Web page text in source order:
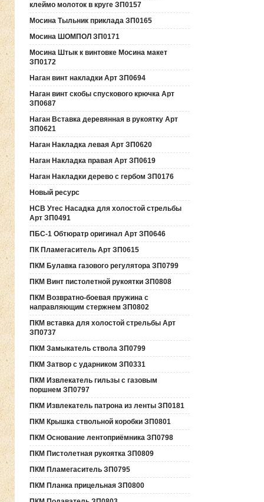
клеймо молоток в круге ЗП0157
Мосина Тыльник приклада ЗП0165
Мосина ШОМПОЛ ЗП0171
Мосина Штык к винтовке Мосина макет
ЗП0172
Наган винт накладки Арт ЗП0694
Наган винт скобы спускового крючка Арт
ЗП0687
Наган Вставка деревянная в рукоятку Арт
ЗП0621
Наган Накладка левая Арт ЗП0620
Наган Накладка правая Арт ЗП0619
Наган Накладки дерево с гербом ЗП0176
Новый ресурс
НСВ Утес Насадка для холостой стрельбы
Арт ЗП0491
ПБС-1 Обтюратр оригинал Арт ЗП0646
ПК Пламегаситель Арт ЗП0615
ПКМ Булавка газового регулятора ЗП0799
ПКМ Винт пистолетной рукоятки ЗП0808
ПКМ Возвратно-боевая пружина с
направляющим стержнем ЗП0802
ПКМ вставка для холостой стрельбы Арт
ЗП0737
ПКМ Замыкатель ствола ЗП0799
ПКМ Затвор с ударником ЗП0331
ПКМ Извлекатель гильзы с газовым
поршнем ЗП0797
ПКМ Извлекатель патрона из ленты ЗП0181
ПКМ Крышка ствольной коробки ЗП0801
ПКМ Основание лентоприёмника ЗП0798
ПКМ Пистолетная рукоятка ЗП0809
ПКМ Пламегаситель ЗП0795
ПКМ Планка прицельная ЗП0800